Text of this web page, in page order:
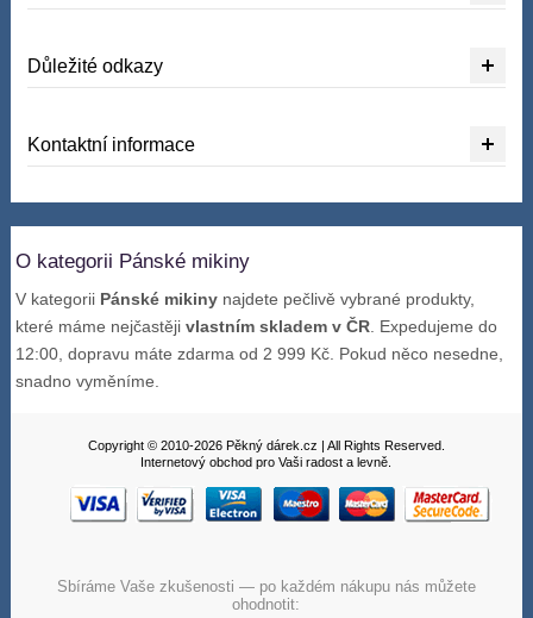
Důležité odkazy
Kontaktní informace
O kategorii Pánské mikiny
V kategorii Pánské mikiny najdete pečlivě vybrané produkty,
které máme nejčastějivlastním skladem v ČR . Expedujeme do
12:00, dopravu máte zdarma od 2 999 Kč. Pokud něco nesedne,
snadno vyměníme.
Copyright © 2010-2026 Pěkný dárek.cz | All Rights Reserved.
Internetový obchod pro Vaši radost a levně.
Sbíráme Vaše zkušenosti — po každém nákupu nás můžete
ohodnotit: